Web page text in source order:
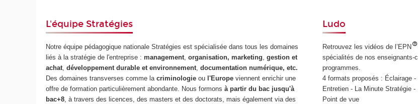
L'équipe Stratégies
Notre équipe pédagogique nationale Stratégies est spécialisée dans tous les domaines
liés à la stratégie de l'entreprise :management,organisation, marketing,gestion et
achat,développement durable et environnement,documentation numérique, etc.
Des domaines transverses comme lacriminologieou l'Europeviennent enrichir une
offre de formation particulièrement abondante. Nous formonsà partir du bac jusqu'à
bac+8, à travers des licences, des masters et des doctorats, mais également via des
Ludo
Retrouvez les vidéos de l’EPN
spécialités de nos enseignants-
programmes.
4 formats proposés : Éclairage -
Entretien - La Minute Stratégie -
Point de vue